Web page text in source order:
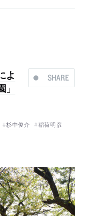
SHARE
よ
杉中俊介
稲荷明彦